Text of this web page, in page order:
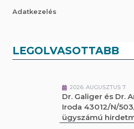
Adatkezelés
LEGOLVASOTTABB
2026. AUGUSZTUS 7.
Dr. Galiger és Dr.
Iroda 43012/N/
ügyszámú